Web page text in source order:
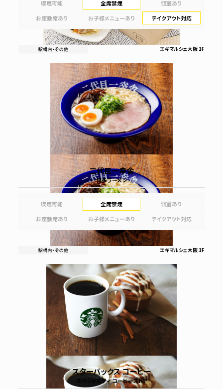
喫煙可能 全席禁煙
個室あり
お座敷席あり
お子様メニューあり テイクアウト対応
エキマルシェ大阪 1F
二代目一幸舎
博多ラーメン
喫煙可能 全席禁煙
個室あり
お座敷席あり
お子様メニューあり テイクアウト対応
エキマルシェ大阪 1F
スターバックス コーヒー
スペシャルティ コーヒーストア